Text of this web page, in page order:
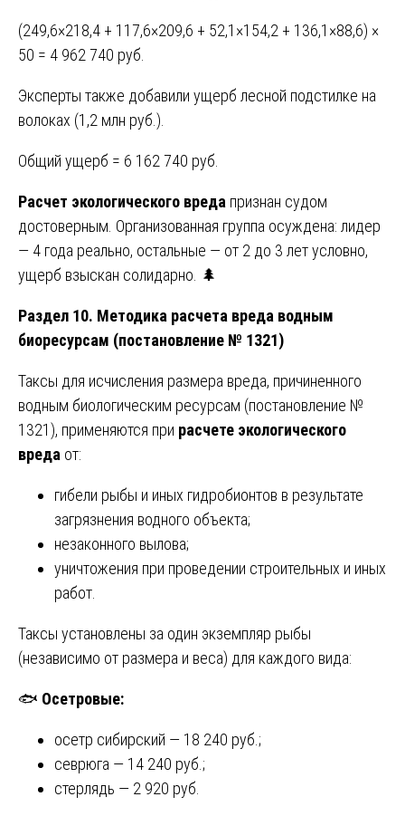
(249,6×218,4 + 117,6×209,6 + 52,1×154,2 + 136,1×88,6) ×
50 = 4 962 740 руб.
Эксперты также добавили ущерб лесной подстилке на
волоках (1,2 млн руб.).
Общий ущерб = 6 162 740 руб.
Расчет экологического вреда признан судом
достоверным. Организованная группа осуждена: лидер
— 4 года реально, остальные — от 2 до 3 лет условно,
ущерб взыскан солидарно. 🌲
Раздел 10. Методика расчета вреда водным
биоресурсам (постановление № 1321)
Таксы для исчисления размера вреда, причиненного
водным биологическим ресурсам (постановление №
1321), применяются при расчете экологического
вреда от:
гибели рыбы и иных гидробионтов в результате
загрязнения водного объекта;
незаконного вылова;
уничтожения при проведении строительных и иных
работ.
Таксы установлены за один экземпляр рыбы
(независимо от размера и веса) для каждого вида:
🐟 Осетровые:
осетр сибирский — 18 240 руб.;
севрюга — 14 240 руб.;
стерлядь — 2 920 руб.